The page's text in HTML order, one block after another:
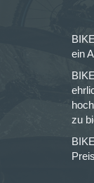
ein
zu